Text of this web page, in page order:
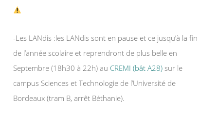
-Les LANdis :les LANdis sont en pause et ce jusqu’à la fin
de l’année scolaire et reprendront de plus belle en
Septembre (18h30 à 22h) au CREMI (bât A28) sur le
campus Sciences et Technologie de l’Université de
Bordeaux (tram B, arrêt Béthanie).